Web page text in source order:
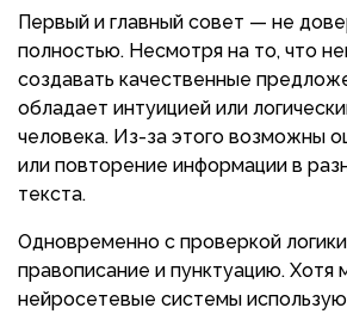
Первый и главный совет — не
полностью. Несмотря на то, что
создавать качественные
обладает интуицией или
человека. Из-за этого возможны
или повторение информации в
текста.
Одновременно с проверкой
правописание и пунктуацию. Хотя
нейросетевые системы